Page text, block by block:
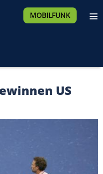
MOBILFUNK
US